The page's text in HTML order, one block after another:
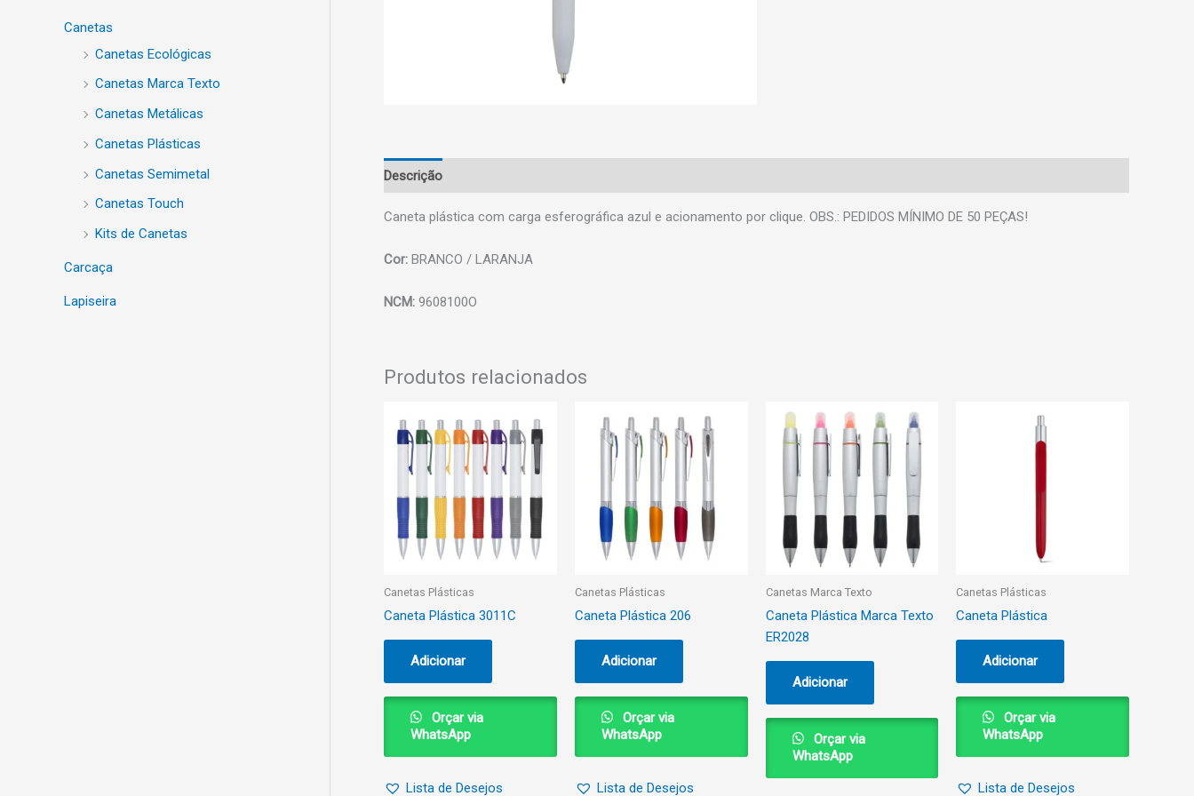
Canetas
Canetas Ecológicas
Canetas Marca Texto
Canetas Metálicas
Canetas Plásticas
Canetas Semimetal
Canetas Touch
Kits de Canetas
Carcaça
Lapiseira
Descrição
Caneta plástica com carga esferográfica azul e acionamento por clique. OBS.: PEDIDOS MÍNIMO DE 50 PEÇAS!
Cor: BRANCO / LARANJA
NCM: 9608100O
Produtos relacionados
Canetas Plásticas
Caneta Plástica 3011C
Adicionar
Orçar via
WhatsApp
Lista de Desejos
Canetas Plásticas
Caneta Plástica 206
Adicionar
Orçar via
WhatsApp
Lista de Desejos
Canetas Marca Texto
Caneta Plástica Marca Texto
ER2028
Adicionar
Orçar via
WhatsApp
Canetas Plásticas
Caneta Plástica
Adicionar
Orçar via
WhatsApp
Lista de Desejos